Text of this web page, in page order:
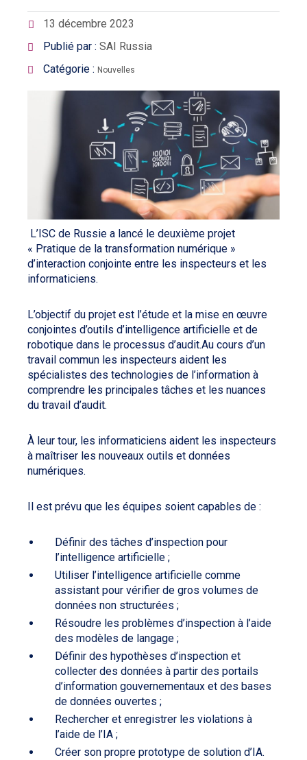
13 décembre 2023
Publié par : SAI Russia
Catégorie : Nouvelles
L’ISC de Russie a lancé le deuxième projet
« Pratique de la transformation numérique »
d’interaction conjointe entre les inspecteurs et les
informaticiens.
L’objectif du projet est l’étude et la mise en œuvre
conjointes d’outils d’intelligence artificielle et de
robotique dans le processus d’audit.Au cours d’un
travail commun les inspecteurs aident les
spécialistes des technologies de l’information à
comprendre les principales tâches et les nuances
du travail d’audit.
À leur tour, les informaticiens aident les inspecteurs
à maîtriser les nouveaux outils et données
numériques.
Il est prévu que les équipes soient capables de :
Définir des tâches d’inspection pour
l’intelligence artificielle ;
Utiliser l’intelligence artificielle comme
assistant pour vérifier de gros volumes de
données non structurées ;
Résoudre les problèmes d’inspection à l’aide
des modèles de langage ;
Définir des hypothèses d’inspection et
collecter des données à partir des portails
d’information gouvernementaux et des bases
de données ouvertes ;
Rechercher et enregistrer les violations à
l’aide de l’IA ;
Créer son propre prototype de solution d’IA.